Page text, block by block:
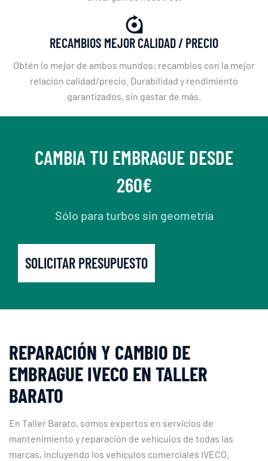
RECAMBIOS MEJOR CALIDAD / PRECIO
Obtén lo mejor de ambos mundos: recambios con la mejor
relación calidad/precio. Durabilidad y rendimiento
garantizados, sin gastar de más.
CAMBIA TU EMBRAGUE DESDE
260€
Sólo para turbos sin geometría
SOLICITAR PRESUPUESTO
REPARACIÓN Y CAMBIO DE
EMBRAGUE IVECO EN TALLER
BARATO
En Taller Barato, somos expertos en servicios de
mantenimiento y reparación de vehículos de todas las
marcas, incluyendo los vehículos comerciales IVECO.